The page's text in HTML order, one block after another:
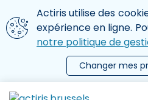
Aller au contenu principal
Nous utilisons des cookies
Actiris utilise des
expérience en ligne.
notre politique de
Changer mes
le menu